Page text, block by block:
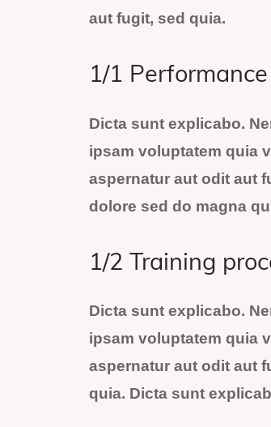
aut fugit, sed quia.
1/1 Performance
Dicta sunt explicabo.
ipsam voluptatem quia
aspernatur aut odit aut
dolore sed do magna
1/2 Training
Dicta sunt explicabo.
ipsam voluptatem quia
aspernatur aut odit aut
quia. Dicta sunt